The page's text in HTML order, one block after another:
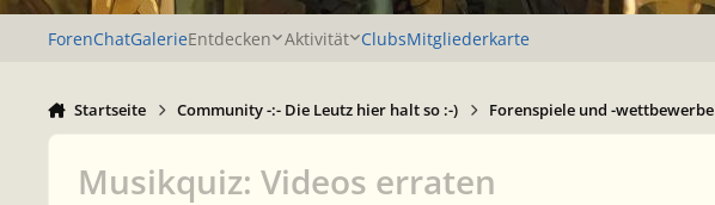
ForenChatGalerieEntdecken Aktivität ClubsMitgliederkarte
Startseite Community -:- Die Leutz hier halt so :-) Forenspiele und -wettbewerbe
Musikquiz: Videos erraten